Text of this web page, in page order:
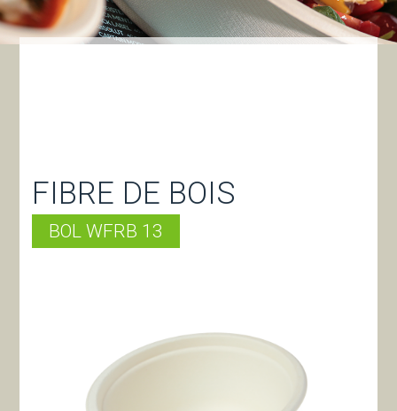
FIBRE DE BOIS
BOL WFRB 13